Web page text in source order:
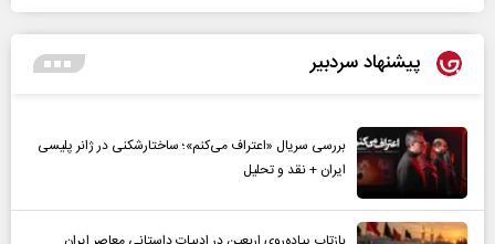
پیشنهاد سردبیر
بررسی سریال «اعتراف می‌کنم»؛ ساختارشکنی در ژانر پلیسی
ایران + نقد و تحلیل